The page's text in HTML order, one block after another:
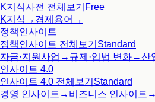
K지식사전 전체보기 Free
K지식 → 경제용어 →
정책인사이트
정책인사이트 전체보기 Standard
자금·지원사업 → 규제·입법 변화→산
인사이트 4.0
인사이트 4.0 전체보기 Standard
경영 인사이트 → 비즈니스 인사이트 →